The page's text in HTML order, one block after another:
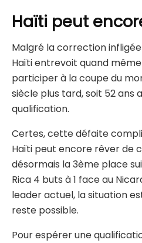
Haïti peut
Malgré la correction
Haïti entrevoit quand
participer à la coupe du
siècle plus tard, soit 52 ans
qualification.
Certes, cette défaite
Haïti peut encore rêver de
désormais la 3ème place
Rica 4 buts à 1 face au
leader actuel, la situation
reste possible.
Pour espérer une